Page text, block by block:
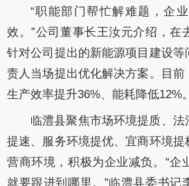
“职能部门帮忙解难题，企
效。”公司董事长王汝元介绍，在
针对公司提出的新能源项目建设等
责人当场提出优化解决方案。目前
生产效率提升36%、能耗降低12%。
临澧县聚焦市场环境提质、
提速、服务环境提优、宜商环境
营商环境，积极为企业减负。“企
就要跟进到哪里。”临澧县委书记